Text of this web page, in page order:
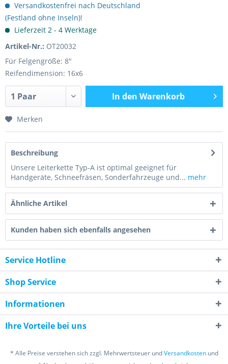
Versandkostenfrei nach Deutschland
(Festland ohne Inseln)!
Lieferzeit 2 - 4 Werktage
Artikel-Nr.: OT20032
Für Felgengröße: 8"
Reifendimension: 16x6
In den Warenkorb
Merken
Beschreibung
Unsere Leiterkette Typ-A ist optimal geeignet für
Handgeräte, Schneefräsen, Sonderfahrzeuge und... mehr
Ähnliche Artikel
Kunden haben sich ebenfalls angesehen
Service Hotline
Shop Service
Informationen
Ihre Vorteile bei uns
* Alle Preise verstehen sich zzgl. Mehrwertsteuer undVersandkostenund